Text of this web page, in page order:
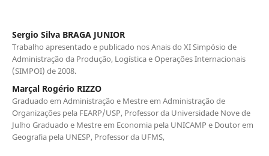
Sergio Silva BRAGA JUNIOR
Trabalho apresentado e publicado nos Anais do XI Simpósio de
Administração da Produção, Logística e Operações Internacionais
(SIMPOI) de 2008.
Marçal Rogério RIZZO
Graduado em Administração e Mestre em Administração de
Organizações pela FEARP/USP, Professor da Universidade Nove de
Julho Graduado e Mestre em Economia pela UNICAMP e Doutor em
Geografia pela UNESP, Professor da UFMS,